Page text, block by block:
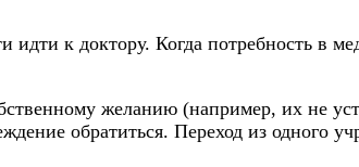
идти к доктору. Когда потребность в
желанию (например, их не
обратиться. Переход из одного